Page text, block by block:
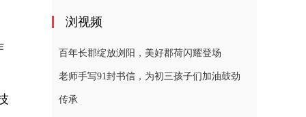
浏视频
百年长郡绽放浏阳，美好郡荷闪耀登场
老师手写91封书信，为初三孩子们加油鼓劲
传承